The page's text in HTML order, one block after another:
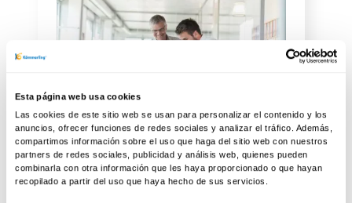
Esta página web usa cookies
Las cookies de este sitio web se usan para personalizar el contenido y los
anuncios, ofrecer funciones de redes sociales y analizar el tráfico. Además,
compartimos información sobre el uso que haga del sitio web con nuestros
partners de redes sociales, publicidad y análisis web, quienes pueden
combinarla con otra información que les haya proporcionado o que hayan
recopilado a partir del uso que haya hecho de sus servicios.
01 DIC 2020
Asesoría técnica para tu
proyecto de...